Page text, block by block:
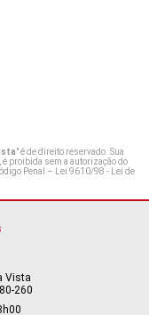
" é de direito reservado. Sua
proibida sem a autorização do
Penal – Lei 9610/98 - Lei de
Vista
260